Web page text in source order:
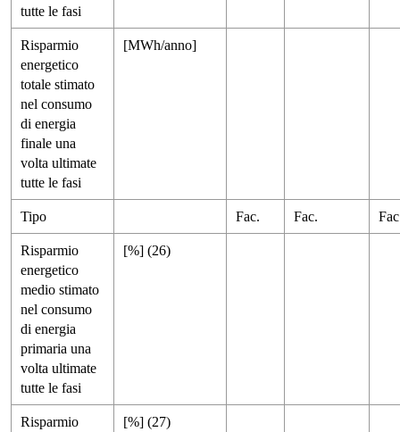
tutte le fasi
Risparmio
energetico
totale stimato
nel consumo
di energia
finale una
volta ultimate
tutte le fasi
[MWh/anno]
Tipo Fac. Fac.
Risparmio
energetico
medio stimato
nel consumo
di energia
primaria una
volta ultimate
tutte le fasi
[%] (26)
Risparmio
[%] (27)